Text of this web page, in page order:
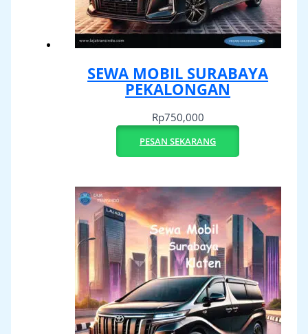
SEWA MOBIL SURABAYA
PEKALONGAN
Rp750,000
PESAN SEKARANG